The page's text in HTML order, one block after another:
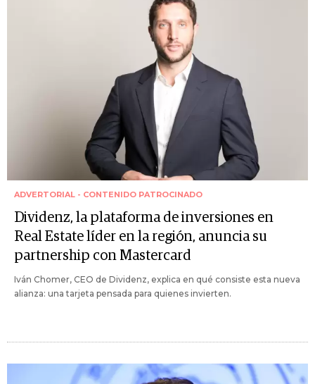
ADVERTORIAL - CONTENIDO PATROCINADO
Dividenz, la plataforma de inversiones en
Real Estate líder en la región, anuncia su
partnership con Mastercard
Iván Chomer, CEO de Dividenz, explica en qué consiste esta nueva
alianza: una tarjeta pensada para quienes invierten.